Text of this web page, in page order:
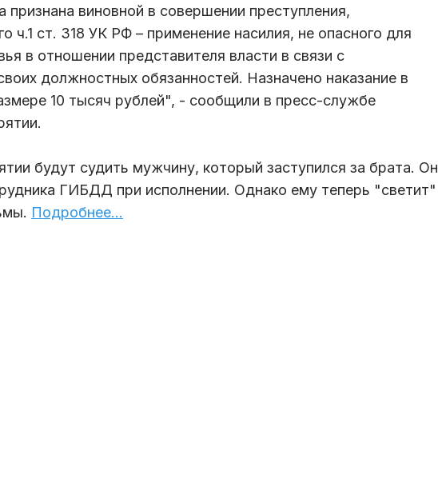
виновной в совершении преступления,
ч.1 ст. 318 УК РФ – применение насилия, не опасного для
в отношении представителя власти в связи с
должностных обязанностей. Назначено наказание в
10 тысяч рублей", - сообщили в пресс-службе
будут судить мужчину, который заступился за брата. Он
ГИБДД при исполнении. Однако ему теперь "светит"
Подробнее...